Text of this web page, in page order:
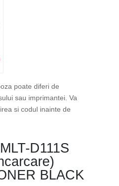
poate diferi de
sau imprimantei. Va
si codul inainte de
D111S
BLACK